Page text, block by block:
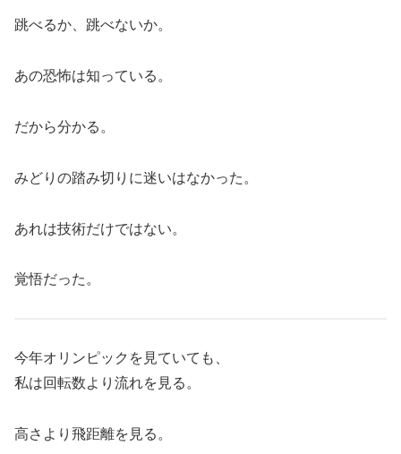
跳べるか、跳べないか。
あの恐怖は知っている。
だから分かる。
みどりの踏み切りに迷いはなかった。
あれは技術だけではない。
覚悟だった。
今年オリンピックを見ていても、
私は回転数より流れを見る。
高さより飛距離を見る。